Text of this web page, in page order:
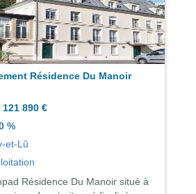
Résidence Du Manoir
121 890 €
%
et-Lû
Résidence Du Manoir situé à